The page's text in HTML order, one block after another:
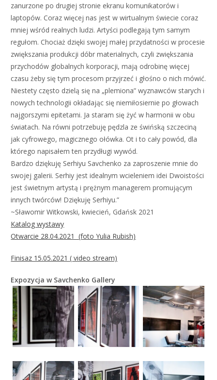
zanurzone po drugiej stronie ekranu komunikatorów i
laptopów. Coraz więcej nas jest w wirtualnym świecie coraz
mniej wśród realnych ludzi. Artyści podlegają tym samym
regułom. Chociaż dzięki swojej małej przydatności w procesie
zwiększania produkcji dóbr materialnych, czyli zwiększania
przychodów globalnych korporacji, mają odrobinę więcej
czasu żeby się tym procesom przyjrzeć i głośno o nich mówić.
Niestety często dzielą się na „plemiona” wyznawców starych i
nowych technologii okładając się niemiłosiernie po głowach
najgorszymi epitetami. Ja staram się żyć w harmonii w obu
światach. Na równi potrzebuję pędzla ze świńską szczeciną
jak cyfrowego, magicznego ołówka. Ot i to cały powód, dla
którego napisałem ten przydługi wywód.
Bardzo dziękuję Serhiyu Savchenko za zaproszenie mnie do
swojej galerii. Serhiy jest idealnym wcieleniem idei Dwoistości
jest świetnym artystą i prężnym managerem promującym
innych twórców! Dziękuję Serhiyu.”
~Sławomir Witkowski, kwiecień, Gdańsk 2021
Katalog wystawy
Otwarcie 28.04.2021 (foto Yulia Rubish)
Finisaz 15.05.2021 ( video stream)
Expozycja w Savchenko Gallery